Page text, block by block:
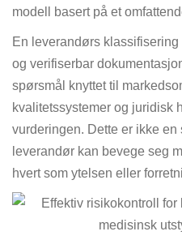
modell basert på et
En leverandørs
og verifiserbar
spørsmål knyttet til
kvalitetssystemer og juridisk
vurderingen. Dette er ikke en
leverandør kan bevege seg
hvert som ytelsen eller